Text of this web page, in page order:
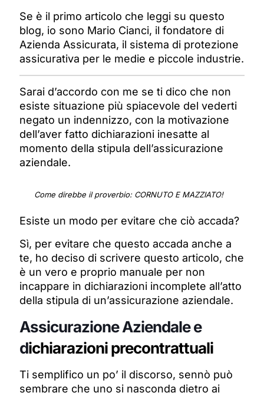
Se è il primo articolo che leggi su questo
blog, io sono Mario Cianci, il fondatore di
Azienda Assicurata, il sistema di protezione
assicurativa per le medie e piccole industrie.
Sarai d’accordo con me se ti dico che non
esiste situazione più spiacevole del vederti
negato un indennizzo, con la motivazione
dell’aver fatto dichiarazioni inesatte al
momento della stipula dell’assicurazione
aziendale.
Come direbbe il proverbio: CORNUTO E MAZZIATO!
Esiste un modo per evitare che ciò accada?
Sì, per evitare che questo accada anche a
te, ho deciso di scrivere questo articolo, che
è un vero e proprio manuale per non
incappare in dichiarazioni incomplete all’atto
della stipula di un’assicurazione aziendale.
Assicurazione Aziendale e
dichiarazioni precontrattuali
Ti semplifico un po’ il discorso, sennò può
sembrare che uno si nasconda dietro ai